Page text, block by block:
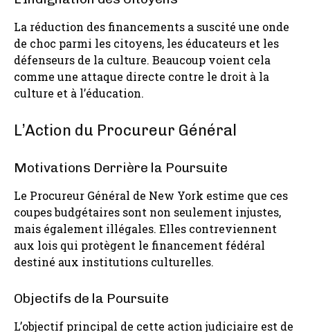
La réduction des financements a suscité une onde
de choc parmi les citoyens, les éducateurs et les
défenseurs de la culture. Beaucoup voient cela
comme une attaque directe contre le droit à la
culture et à l’éducation.
L’Action du Procureur Général
Motivations Derrière la Poursuite
Le Procureur Général de New York estime que ces
coupes budgétaires sont non seulement injustes,
mais également illégales. Elles contreviennent
aux lois qui protègent le financement fédéral
destiné aux institutions culturelles.
Objectifs de la Poursuite
L’objectif principal de cette action judiciaire est de